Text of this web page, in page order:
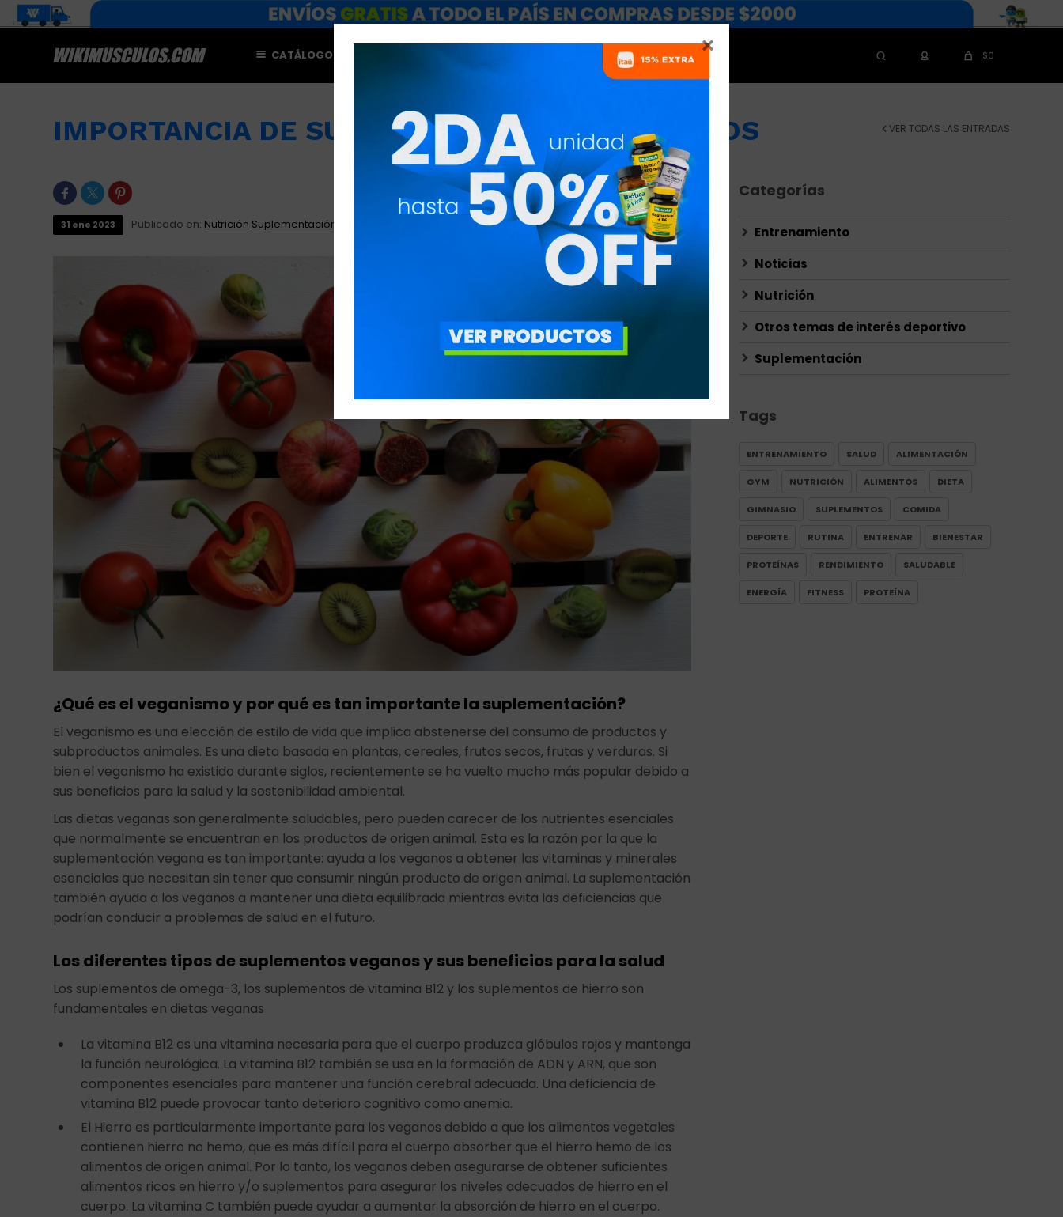

CATÁLOGO NUTRICIONISTAS $0
IMPORTANCIA DE SUPLEMENTACIÓN EN VEGANOS VER TODAS LAS ENTRADAS
  
31 ene 2023 Publicado en: Nutrición Suplementación
¿Qué es el veganismo y por qué es tan importante la suplementación?
El veganismo es una elección de estilo de vida que implica abstenerse del consumo de productos y
subproductos animales. Es una dieta basada en plantas, cereales, frutos secos, frutas y verduras. Si
bien el veganismo ha existido durante siglos, recientemente se ha vuelto mucho más popular debido a
sus beneficios para la salud y la sostenibilidad ambiental.
Las dietas veganas son generalmente saludables, pero pueden carecer de los nutrientes esenciales
que normalmente se encuentran en los productos de origen animal. Esta es la razón por la que la
suplementación vegana es tan importante: ayuda a los veganos a obtener las vitaminas y minerales
esenciales que necesitan sin tener que consumir ningún producto de origen animal. La suplementación
también ayuda a los veganos a mantener una dieta equilibrada mientras evita las deficiencias que
podrían conducir a problemas de salud en el futuro.
Los diferentes tipos de suplementos veganos y sus beneficios para la salud
Los suplementos de omega-3, los suplementos de vitamina B12 y los suplementos de hierro son
fundamentales en dietas veganas
La vitamina B12 es una vitamina necesaria para que el cuerpo produzca glóbulos rojos y mantenga
la función neurológica. La vitamina B12 también se usa en la formación de ADN y ARN, que son
componentes esenciales para mantener una función cerebral adecuada. Una deficiencia de
vitamina B12 puede provocar tanto deterioro cognitivo como anemia.
El Hierro es particularmente importante para los veganos debido a que los alimentos vegetales
contienen hierro no hemo, que es más difícil para el cuerpo absorber que el hierro hemo de los
alimentos de origen animal. Por lo tanto, los veganos deben asegurarse de obtener suficientes
alimentos ricos en hierro y/o suplementos para asegurar los niveles adecuados de hierro en el
cuerpo. La vitamina C también puede ayudar a aumentar la absorción de hierro en el cuerpo.
Categorías
Entrenamiento
Noticias
Nutrición
Otros temas de interés deportivo
Suplementación
Tags
ENTRENAMIENTO SALUD ALIMENTACIÓN
GYM NUTRICIÓN ALIMENTOS DIETA
GIMNASIO SUPLEMENTOS COMIDA
DEPORTE RUTINA ENTRENAR BIENESTAR
PROTEÍNAS RENDIMIENTO SALUDABLE
ENERGÍA FITNESS PROTEÍNA